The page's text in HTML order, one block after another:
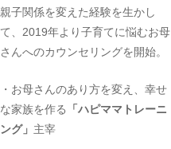
親子関係を変えた経験を生かし
て、2019年より子育てに悩むお母
さんへのカウンセリングを開始。
・お母さんのあり方を変え、幸せ
な家族を作る
「ハピママトレーニ
ング」 主宰